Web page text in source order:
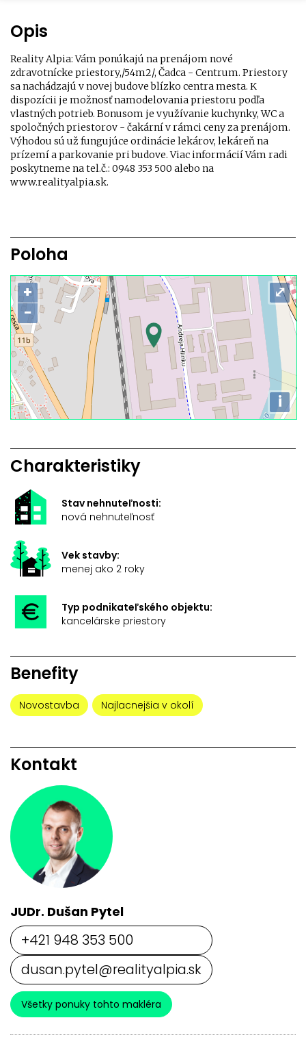
Opis
Reality Alpia: Vám ponúkajú na prenájom nové
zdravotnícke priestory,/54m2/, Čadca - Centrum. Priestory
sa nachádzajú v novej budove blízko centra mesta. K
dispozícii je možnosť namodelovania priestoru podľa
vlastných potrieb. Bonusom je využívanie kuchynky, WC a
spoločných priestorov - čakární v rámci ceny za prenájom.
Výhodou sú už fungujúce ordinácie lekárov, lekáreň na
prízemí a parkovanie pri budove. Viac informácií Vám radi
poskytneme na tel.č.: 0948 353 500 alebo na
www.realityalpia.sk.
Poloha
+
−
i
⤢
Charakteristiky
Stav nehnuteľnosti:
nová nehnuteľnosť
Vek stavby:
menej ako 2 roky
Typ podnikateľského objektu:
kancelárske priestory
Benefity
Novostavba Najlacnejšia v okolí
Kontakt
JUDr. Dušan Pytel
+421 948 353 500
dusan.pytel@realityalpia.sk
Všetky ponuky tohto makléra